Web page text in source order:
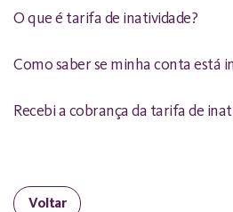
O que é tarifa de inatividade?
Como saber se minha conta está
Recebi a cobrança da tarifa de
Voltar